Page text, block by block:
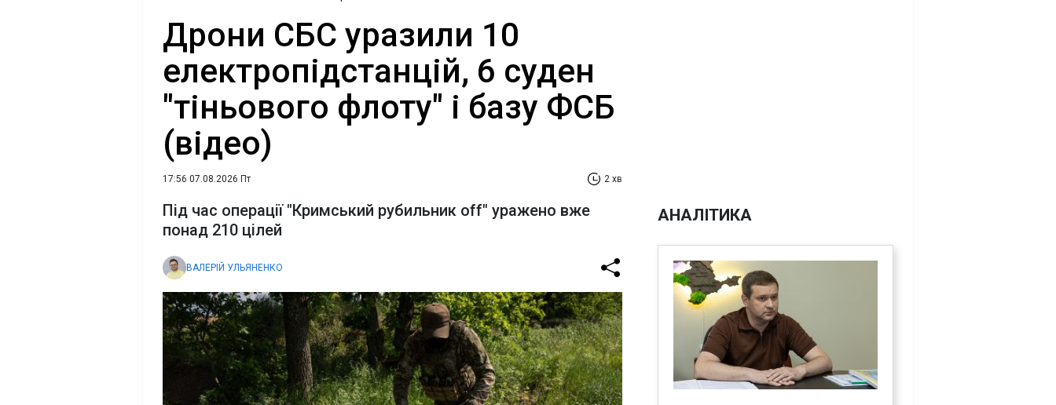
Дрони СБС уразили 10
електропідстанцій, 6 суден
"тіньового флоту" і базу ФСБ
(відео)
17:56 07.08.2026 Пт 2 хв
Під час операції "Кримський рубильник off" уражено вже
понад 210 цілей
ВАЛЕРІЙ УЛЬЯНЕНКО
АНАЛІТИКА